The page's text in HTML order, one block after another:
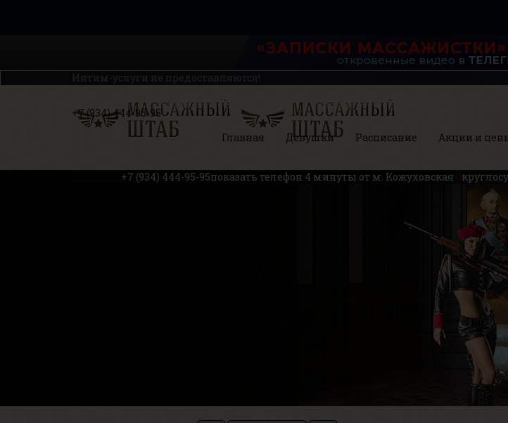
Интим-услуги не предоставляются!
+7 (934) 444-95-95
Главная
Девушки Расписание Акции и
+7 (934) 444-95-95показать телефон 4 минуты от м. Кожуховская